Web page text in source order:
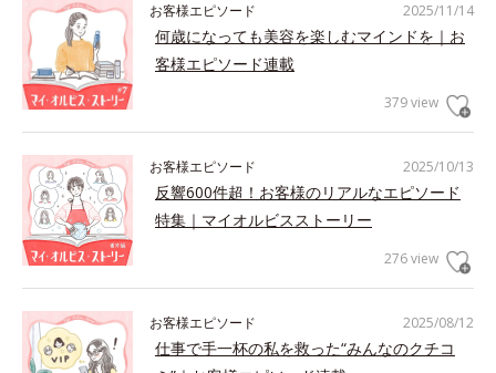
2025/11/14
お客様エピソード
何歳になっても美容を楽しむマインドを｜お
客様エピソード連載
379 view
2025/10/13
お客様エピソード
反響600件超！お客様のリアルなエピソード
特集｜マイオルビスストーリー
276 view
2025/08/12
お客様エピソード
仕事で手一杯の私を救った“みんなのクチコ